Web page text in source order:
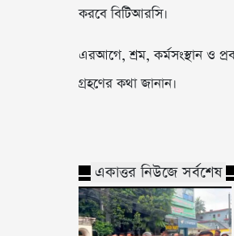
করবে বিটিআরসি।
এরআগে, শ্রম, কর্মসংস্থান ও
গ্রহণের কথা জানান।
একাত্তর নিউজে সর্বশেষ